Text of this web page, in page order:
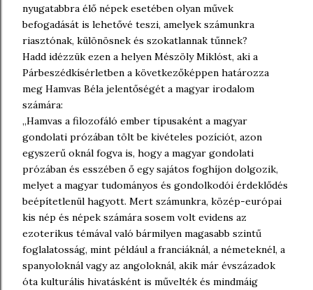
nyugatabbra élő népek esetében olyan művek
befogadását is lehetővé teszi, amelyek számunkra
riasztónak, különösnek és szokatlannak tűnnek?
Hadd idézzük ezen a helyen Mészöly Miklóst, aki a
Párbeszédkísérletben a következőképpen határozza
meg Hamvas Béla jelentőségét a magyar irodalom
számára:
„Hamvas a filozofáló ember típusaként a magyar
gondolati prózában tölt be kivételes pozíciót, azon
egyszerű oknál fogva is, hogy a magyar gondolati
prózában és esszében ő egy sajátos foghíjon dolgozik,
melyet a magyar tudományos és gondolkodói érdeklődés
beépítetlenül hagyott. Mert számunkra, közép-európai
kis nép és népek számára sosem volt evidens az
ezoterikus témával való bármilyen magasabb szintű
foglalatosság, mint például a franciáknál, a németeknél, a
spanyoloknál vagy az angoloknál, akik már évszázadok
óta kulturális hivatásként is művelték és mindmáig